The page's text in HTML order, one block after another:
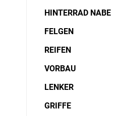
HINTERRAD NABE
FELGEN
REIFEN
VORBAU
LENKER
GRIFFE